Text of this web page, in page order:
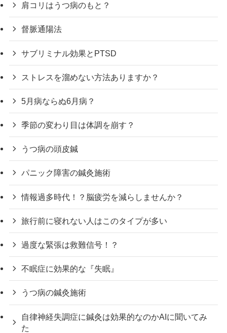
肩コリはうつ病のもと？
督脈通陽法
サブリミナル効果とPTSD
ストレスを溜めない方法ありますか？
5月病ならぬ6月病？
季節の変わり目は体調を崩す？
うつ病の頭皮鍼
パニック障害の鍼灸施術
情報過多時代！？脳疲労を減らしませんか？
旅行前に寝れない人はこのタイプが多い
過度な緊張は救難信号！？
不眠症に効果的な『失眠』
うつ病の鍼灸施術
自律神経失調症に鍼灸は効果的なのかAIに聞いてみ
た